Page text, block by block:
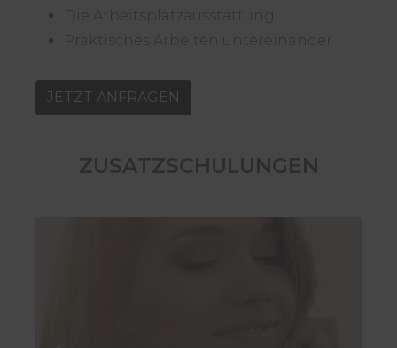
Die Arbeitsplatzausstattung
Praktisches Arbeiten untereinander
JETZT ANFRAGEN
ZUSATZSCHULUNGEN